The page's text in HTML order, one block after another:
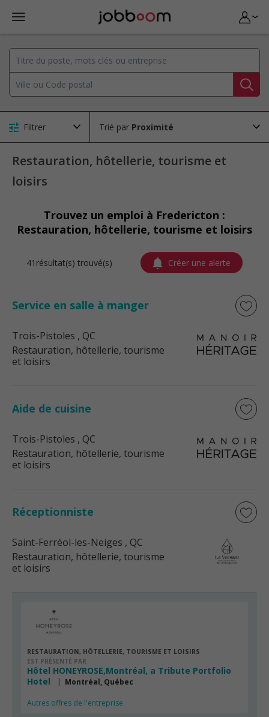
Filtrer Trié par
Restauration, hôtellerie, tourisme et
loisirs
Trouvez un emploi à Fredericton :
Restauration, hôtellerie, tourisme et loisirs
41résultat(s) trouvé(s) Créer une alerte
Service en salle à manger
Trois-Pistoles , QC
Restauration, hôtellerie, tourisme
et loisirs
Aide de cuisine
Trois-Pistoles , QC
Restauration, hôtellerie, tourisme
et loisirs
Réceptionniste
Saint-Ferréol-les-Neiges , QC
Restauration, hôtellerie, tourisme
et loisirs
RESTAURATION, HÔTELLERIE, TOURISME ET LOISIRS
EST PRÉSENTÉ PAR
Hôtel HONEYROSE,Montréal, a Tribute Portfolio
Hotel
Montréal, Québec
Autres offres de l'entreprise